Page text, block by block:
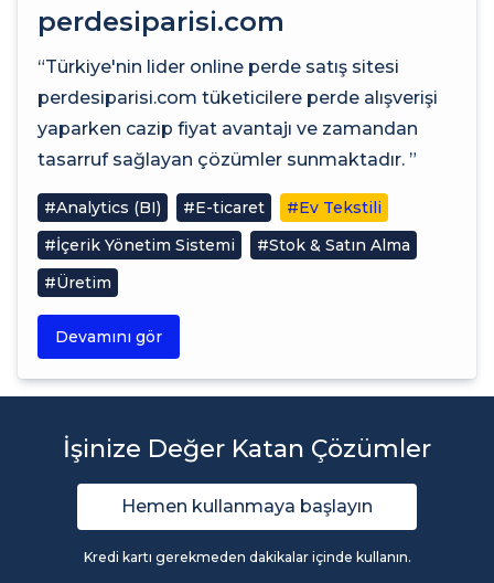
perdesiparisi.com
“Türkiye'nin lider online perde satış sitesi
perdesiparisi.com tüketicilere perde alışverişi
yaparken cazip fiyat avantajı ve zamandan
tasarruf sağlayan çözümler sunmaktadır. ”
#Analytics (BI) #E-ticaret
#Ev Tekstili
#İçerik Yönetim Sistemi
#Stok & Satın Alma
#Üretim
Devamını gör
İşinize Değer Katan Çözümler
Hemen kullanmaya başlayın
Kredi kartı gerekmeden dakikalar içinde kullanın.